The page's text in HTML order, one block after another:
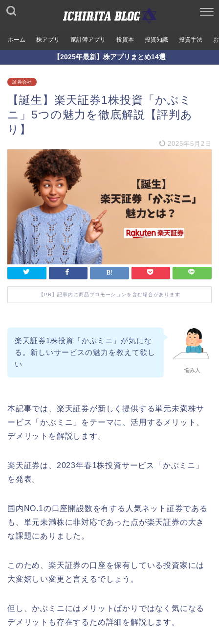
ホーム 株アプリ 家計簿アプリ 投資本 投資知識 投資手法
【2025年最新】株アプリまとめ14選
証券会社
【誕生】楽天証券1株投資「かぶミ
ニ」5つの魅力を徹底解説【評判あ
り】
2025年5月2日
【PR】記事内に商品プロモーションを含む場合があります
悩み人
楽天証券1株投資「かぶミニ」が気にな
る。新しいサービスの魅力を教えて欲し
い
本記事では、楽天証券が新しく提供する単元未満株サ
ービス「かぶミニ」をテーマに、活用するメリット、
デメリットを解説します。
楽天証券は、2023年春1株投資サービス「かぶミニ」
を発表。
国内NO.1の口座開設数を有する人気ネット証券である
も、単元未満株に非対応であった点が楽天証券の大き
な課題にありました。
このため、楽天証券の口座を保有している投資家には
大変嬉しい変更と言えるでしょう。
但し、かぶミニにはメリットばかりではなく気になる
デメリットも存在するため詳細を解説します。